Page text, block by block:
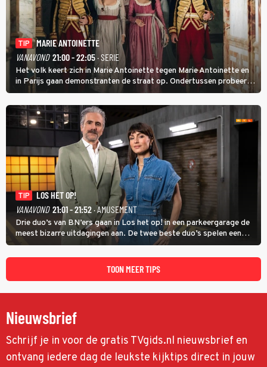
TIP
MARIE ANTOINETTE
VANAVOND 21:00 - 22:05· SERIE
Het volk keert zich in Marie Antoinette tegen Marie Antoinette en
in Parijs gaan demonstranten de straat op. Ondertussen probeert
Marie Antoinette landgoed Saint-Cloud te kopen. Ze wil daar haar
kinderen veilig laten opgroeien.
TIP
LOS HET OP!
VANAVOND 21:01 - 21:52· AMUSEMENT
Drie duo’s van BN’ers gaan in Los het op! in een parkeergarage de
meest bizarre uitdagingen aan. De twee beste duo’s spelen een
onderlinge finale. Met in deze aflevering onder anderen cabaretiers
Nabil Aoulad Ayad en Annick Boer.
TOON MEER TIPS
Nieuwsbrief
Schrijf je in voor de gratis TVgids.nl nieuwsbrief en
ontvang iedere dag de leukste kijktips direct in jouw